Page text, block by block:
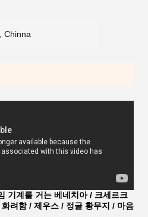
Chinna
기계를 거는 베네치아 / 크세르크
려함 / 제우스 / 정글 황무지 / 마음